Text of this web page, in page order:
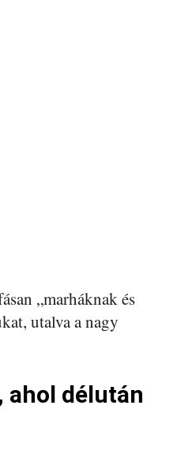
„marháknak és
utalva a nagy
ahol délután